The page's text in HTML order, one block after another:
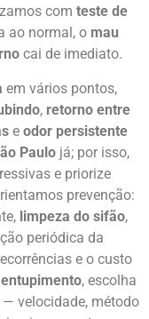
com teste de
ao normal, o mau
cai de imediato.
em vários pontos,
, retorno entre
e odor persistente
Paulojá; por isso,
e priorize
prevenção:
limpeza do sifão,
periódica da
e o custo
entupimento, escolha
— velocidade, método